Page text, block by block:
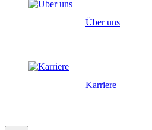
Über uns
Karriere